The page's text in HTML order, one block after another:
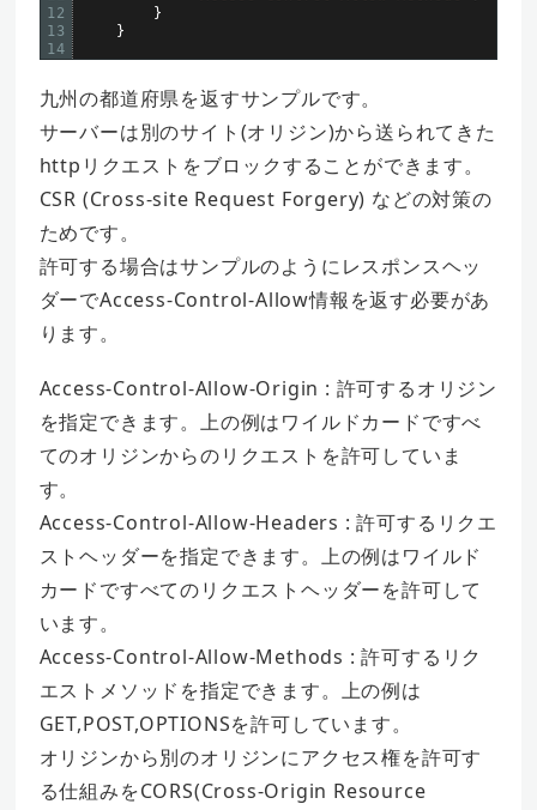
12
13
14
}
}
九州の都道府県を返すサンプルです。
サーバーは別のサイト(オリジン)から送られてきた
httpリクエストをブロックすることができます。
CSR (Cross-site Request Forgery) などの対策の
ためです。
許可する場合はサンプルのようにレスポンスヘッ
ダーでAccess-Control-Allow情報を返す必要があ
ります。
Access-Control-Allow-Origin : 許可するオリジン
を指定できます。上の例はワイルドカードですべ
てのオリジンからのリクエストを許可していま
す。
Access-Control-Allow-Headers : 許可するリクエ
ストヘッダーを指定できます。上の例はワイルド
カードですべてのリクエストヘッダーを許可して
います。
Access-Control-Allow-Methods : 許可するリク
エストメソッドを指定できます。上の例は
GET,POST,OPTIONSを許可しています。
オリジンから別のオリジンにアクセス権を許可す
る仕組みをCORS(Cross-Origin Resource